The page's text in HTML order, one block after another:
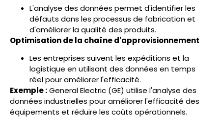
L'analyse des données permet d'identifier les
défauts dans les processus de fabrication et
d'améliorer la qualité des produits.
Optimisation de la chaîne d'approvisionnement
Les entreprises suivent les expéditions et la
logistique en utilisant des données en temps
réel pour améliorer l'efficacité.
Exemple :General Electric (GE) utilise l'analyse des
données industrielles pour améliorer l'efficacité des
équipements et réduire les coûts opérationnels.